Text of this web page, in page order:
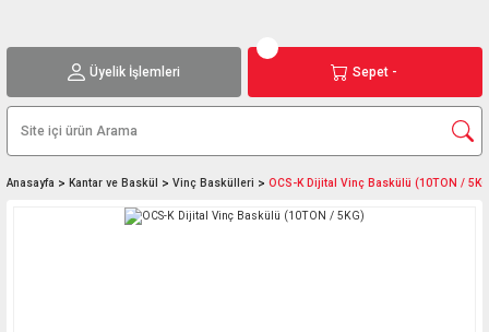
Üyelik İşlemleri Sepet -
Anasayfa Kantar ve Baskül Vinç Baskülleri OCS-K Dijital Vinç Baskülü (10TON /